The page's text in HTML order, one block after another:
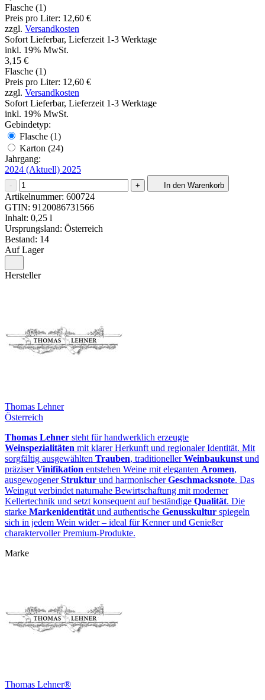
Flasche (1)
Preis pro Liter: 12,60 €
zzgl. Versandkosten
Sofort Lieferbar, Lieferzeit 1-3 Werktage
inkl. 19% MwSt.
3,15 €
Flasche (1)
Preis pro Liter: 12,60 €
zzgl. Versandkosten
Sofort Lieferbar, Lieferzeit 1-3 Werktage
inkl. 19% MwSt.
Gebindetyp:
Flasche (1)
Karton (24)
Jahrgang:
2024 (Aktuell) 2025
- + In den Warenkorb
Artikelnummer: 600724
GTIN: 9120086731566
Inhalt: 0,25 l
Ursprungsland: Österreich
Bestand: 14
Auf Lager
Hersteller
Thomas Lehner
Österreich
Thomas Lehner steht für handwerklich erzeugte
Weinspezialitäten mit klarer Herkunft und regionaler Identität. Mit
sorgfältig ausgewählten Trauben, traditionellerWeinbaukunst und
präziserVinifikation entstehen Weine mit eleganten Aromen,
ausgewogenerStruktur und harmonischerGeschmacksnote. Das
Weingut verbindet naturnahe Bewirtschaftung mit moderner
Kellertechnik und setzt konsequent auf beständige Qualität. Die
starke Markenidentität und authentische Genusskultur spiegeln
sich in jedem Wein wider – ideal für Kenner und Genießer
charaktervoller Premium‑Produkte.
Marke
Thomas Lehner®